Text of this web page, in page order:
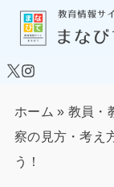
ホーム » 教員・
察の見方・考え
う！